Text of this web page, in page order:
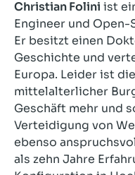
Christian Folini ist
Engineer und
Er besitzt einen
Geschichte und
Europa. Leider ist
mittelalterlicher
Geschäft mehr und
Verteidigung von
ebenso
als zehn Jahre